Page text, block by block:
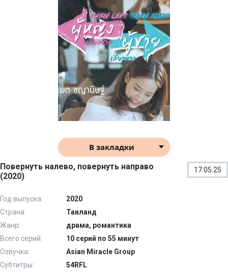
В закладки
Повернуть налево, повернуть направо
(2020)
17.05.25
Год выпуска:
2020
Страна:
Таиланд
Жанр:
драма, романтика
Всего серий:
10 серий по 55 минут
Озвучка:
Asian Miracle Group
Субтитры:
54RFL